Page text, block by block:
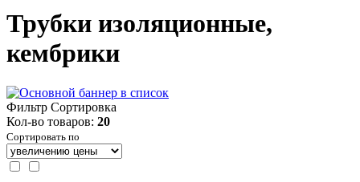
Трубки изоляционные,
кембрики
Фильтр Сортировка
Кол-во товаров: 20
Сортировать по